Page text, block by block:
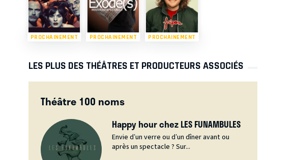
PROCHAINEMENT PROCHAINEMENT PROCHAINEMENT
LES PLUS DES THÉÂTRES ET PRODUCTEURS ASSOCIÉS
Théâtre 100 noms
Happy hour chez LES FUNAMBULES
Envie d’un verre ou d’un dîner avant ou
après un spectacle ? Sur...